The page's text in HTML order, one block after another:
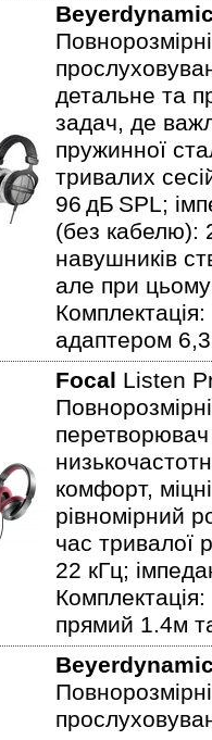
детальне та
задач, де
пружинної
тривалих
96 дБ SPL;
(без кабелю):
навушників
але при
адаптером
Focal Listen
комфорт,
рівномірний
час тривалої
22 кГц;
прямий 1.4м